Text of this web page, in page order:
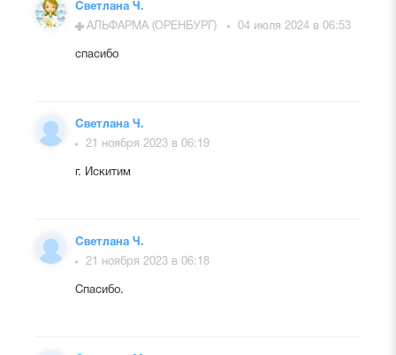
Светлана Ч.
АЛЬФАРМА (ОРЕНБУРГ)
04 июля 2024 в 06:53
спасибо
Светлана Ч.
21 ноября 2023 в 06:19
г. Искитим
Светлана Ч.
21 ноября 2023 в 06:18
Спасибо.